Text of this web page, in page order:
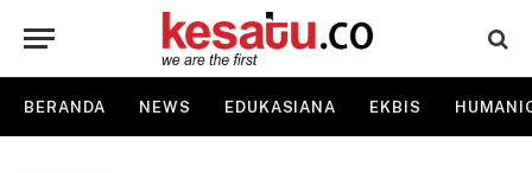
BERANDA NEWS EDUKASIANA EKBIS